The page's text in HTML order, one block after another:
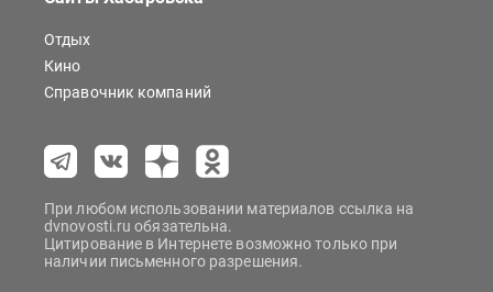
Отдых
Кино
Справочник компаний
При любом использовании материалов ссылка на
dvnovosti.ru обязательна.
Цитирование в Интернете возможно только при
наличии письменного разрешения.